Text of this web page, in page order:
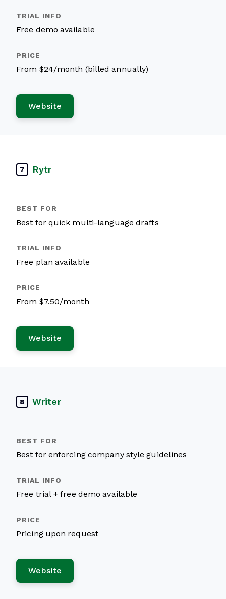
Free demo available
From $24/month (billed annually)
Website
7 Rytr
Best for quick multi-language drafts
Free plan available
From $7.50/month
Website
8 Writer
Best for enforcing company style guidelines
Free trial + free demo available
Pricing upon request
Website